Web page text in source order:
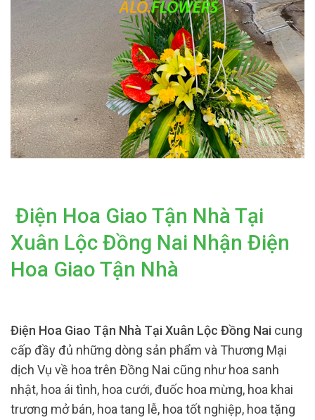
Điện Hoa Giao Tận Nhà Tại
Xuân Lộc Đồng Nai Nhận Điện
Hoa Giao Tận Nhà
Điện Hoa Giao Tận Nhà Tại Xuân Lộc Đồng Nai cung
cấp đầy đủ những dòng sản phẩm và Thương Mại
dịch Vụ về hoa trên Đồng Nai cũng như hoa sanh
nhật, hoa ái tình, hoa cưới, đuốc hoa mừng, hoa khai
trương mở bán, hoa tang lễ, hoa tốt nghiệp, hoa tặng